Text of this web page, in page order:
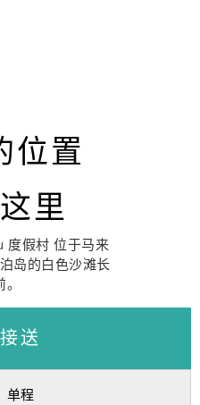
位置
里
度假村 位于马来
岛的白色沙滩长
送
单程